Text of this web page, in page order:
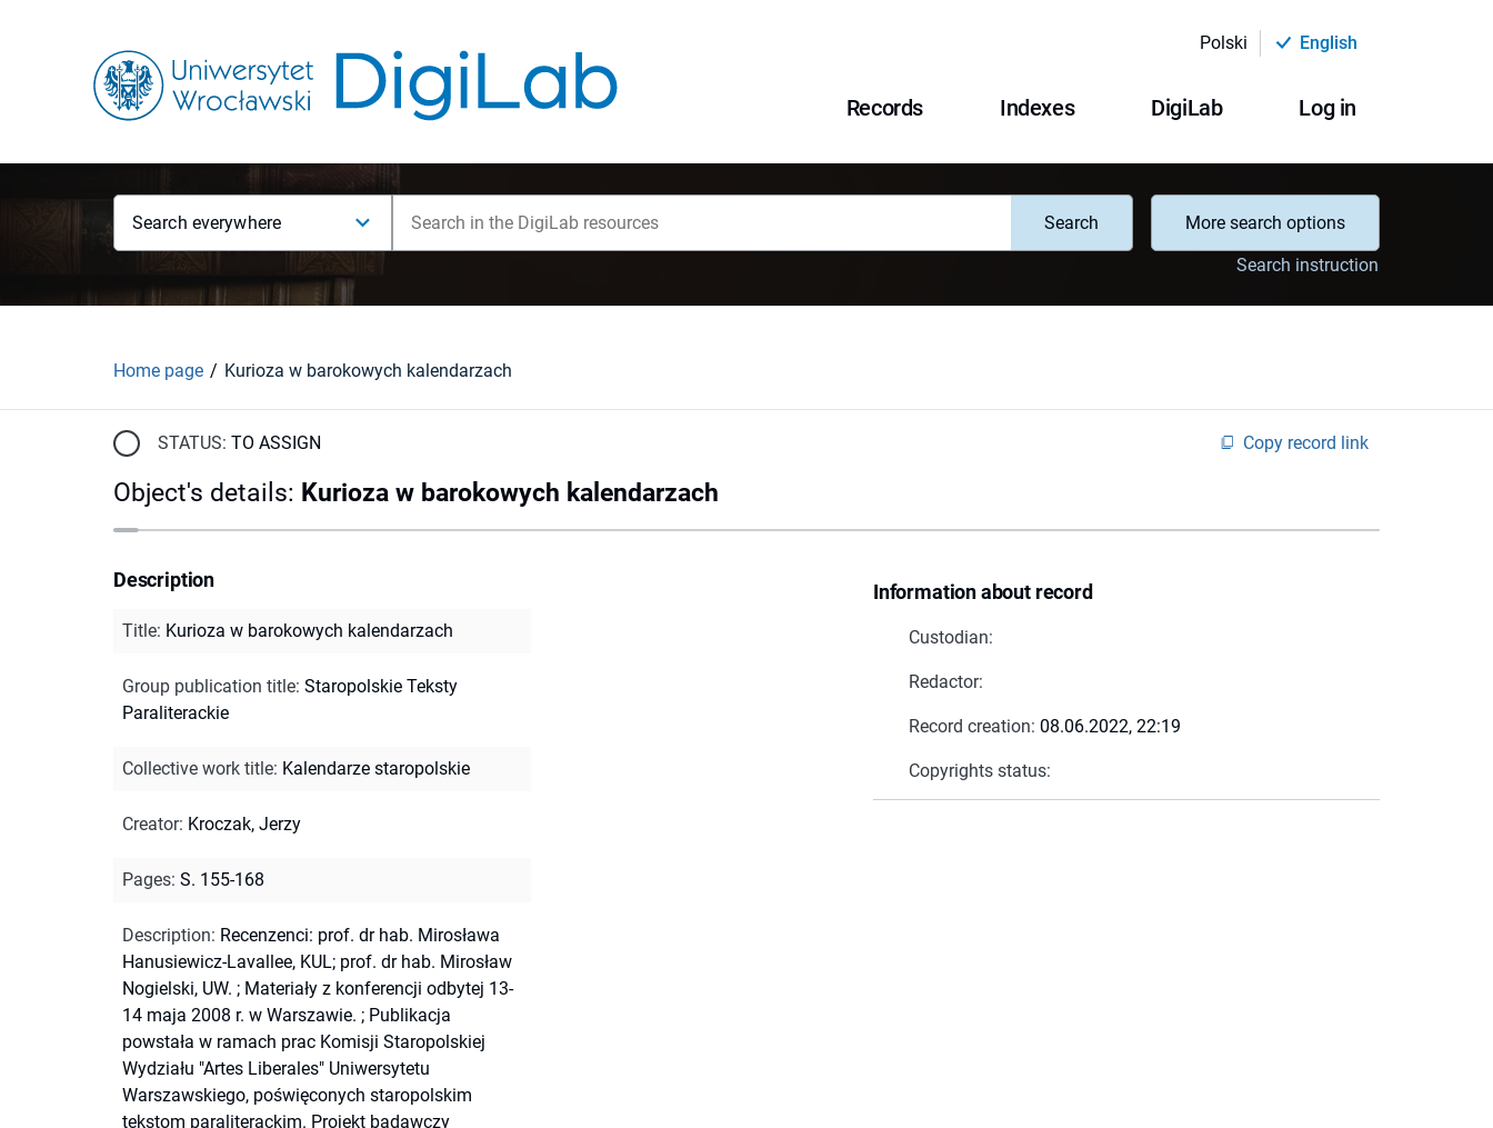
Polski English
Records Indexes DigiLab Log in
Search everywhere Search
More search options
Search instruction
Home page Kurioza w barokowych kalendarzach
STATUS: TO ASSIGN Copy record link
Object's details: Kurioza w barokowych kalendarzach
Information about record
Custodian:
Redactor:
Record creation: 08.06.2022, 22:19
Copyrights status:
Description
Title: Kurioza w barokowych kalendarzach
Group publication title: Staropolskie Teksty
Paraliterackie
Collective work title: Kalendarze staropolskie
Creator: Kroczak, Jerzy
Pages: S. 155-168
Description: Recenzenci: prof. dr hab. Mirosława
Hanusiewicz-Lavallee, KUL; prof. dr hab. Mirosław
Nogielski, UW. ; Materiały z konferencji odbytej 13-
14 maja 2008 r. w Warszawie. ; Publikacja
powstała w ramach prac Komisji Staropolskiej
Wydziału "Artes Liberales" Uniwersytetu
Warszawskiego, poświęconych staropolskim
tekstom paraliterackim. Projekt badawczy